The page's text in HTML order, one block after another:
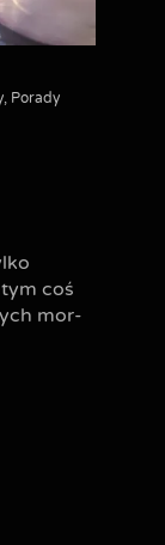
, Porady
coś
mor­